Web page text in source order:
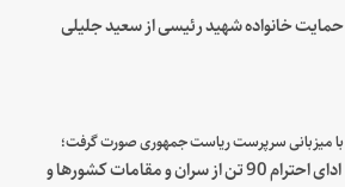
حمایت خانواده شهید رئیسی از سعید جلیلی
با میزبانی سرپرست ریاست جمهوری صورت گرفت؛
ادای احترام 90 تن از سران و مقامات کشورها و